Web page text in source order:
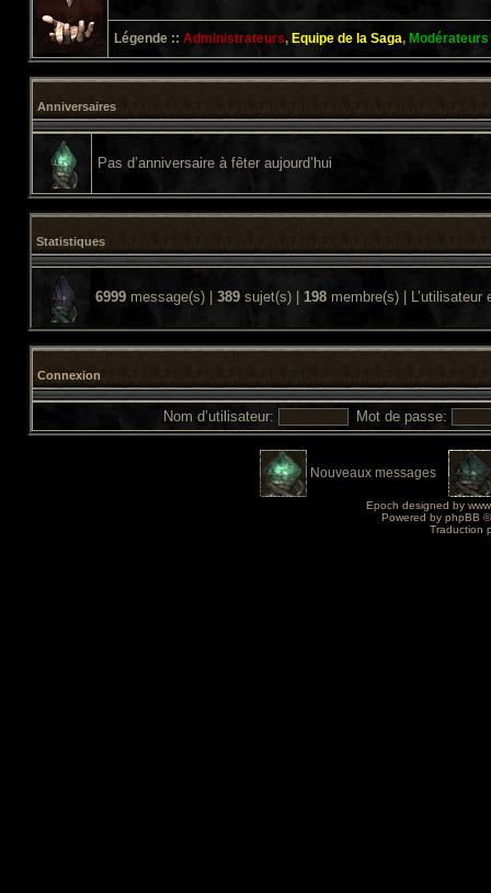
Légende :: Administrateurs, Equipe de la Saga,
Anniversaires
Pas d’anniversaire à fêter aujourd’hui
Statistiques
6999 message(s) | 389 sujet(s) | 198 membre(s) |
Connexion
Nom d’utilisateur: Mot de passe:
Nouveaux messages
Epoch designed by
Powered by phpBB
Traduction